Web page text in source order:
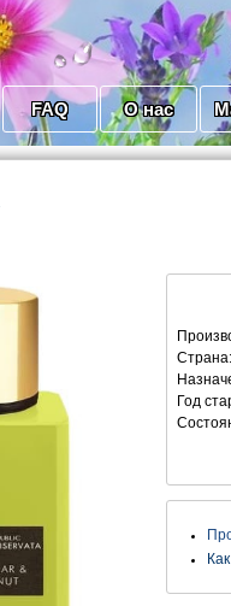
FAQ О нас
Страна:
Год